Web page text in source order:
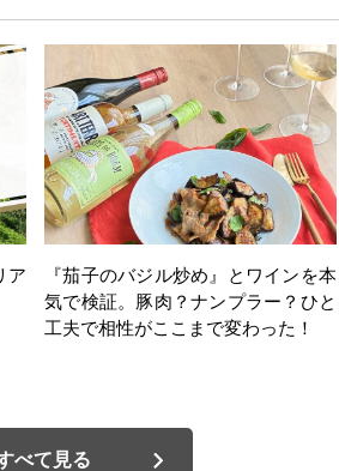
ア
『茄子のバジル炒め』とワインを本
気で検証。豚肉？ナンプラー？ひと
工夫で相性がここまで変わった！
べて見る